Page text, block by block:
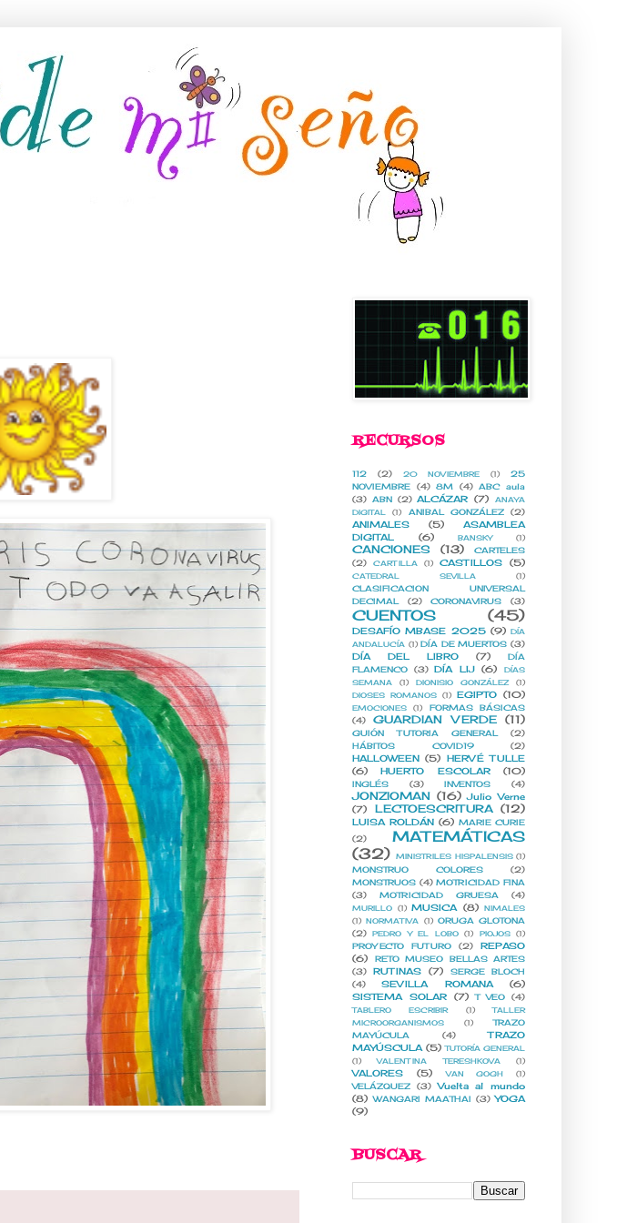
RECURSOS
112 (2) 20 NOVIEMBRE (1)
25
NOVIEMBRE
(4) 8M (4)
ABC aula
(3) ABN (2) ALCÁZAR (7)
ANAYA
DIGITAL
(1) ANIBAL GONZÁLEZ (2)
ANIMALES (5)
ASAMBLEA
DIGITAL
(6) BANSKY (1)
CANCIONES (13)
CARTELES
(2)
CARTILLA (1) CASTILLOS (5)
CATEDRAL SEVILLA (1)
CLASIFICACION UNIVERSAL
DECIMAL
(2) CORONAVIRUS (3)
CUENTOS (45)
DESAFÍO MBASE 2025 (9) DÍA
ANDALUCÍA (1) DÍA DE MUERTOS (3)
DÍA DEL LIBRO (7)
DÍA
FLAMENCO
(3) DÍA LIJ (6)
DÍAS
SEMANA
(1) DIONISIO GONZÁLEZ
(1)
DIOSES ROMANOS (1) EGIPTO (10)
EMOCIONES (1)
FORMAS BÁSICAS
(4)
GUARDIAN VERDE (11)
GUIÓN TUTORIA GENERAL
(2)
HÁBITOS COVID19
(2)
HALLOWEEN (5) HERVÉ TULLE
(6)
HUERTO ESCOLAR (10)
INGLÉS (3) INVENTOS (4)
JONZIOMAN (16) Julio Verne
(7)
LECTOESCRITURA (12)
LUISA ROLDÁN (6) MARIE CURIE
(2)
MATEMÁTICAS
(32)
MINISTRILES HISPALENSIS (1)
MONSTRUO COLORES
(2)
MONSTRUOS (4) MOTRICIDAD FINA
(3)
MOTRICIDAD GRUESA (4)
MURILLO (1) MUSICA (8)
NIMALES
(1) NORMATIVA (1) ORUGA GLOTONA
(2)
PEDRO Y EL LOBO (1) PIOJOS (1)
PROYECTO FUTURO (2)
REPASO
(6)
RETO MUSEO BELLAS ARTES
(3)
RUTINAS (7)
SERGE BLOCH
(4)
SEVILLA ROMANA
(6)
SISTEMA SOLAR
(7) T VEO (4)
TABLERO ESCRIBIR (1)
TALLER
MICROORGANISMOS
(1)
TRAZO
MAYÚCULA
(4)
TRAZO
MAYÚSCULA (5) TUTORÍA GENERAL
(1)
VALENTINA TERESHKOVA (1)
VALORES (5) VAN GOGH (1)
VELÁZQUEZ (3)
Vuelta al mundo
(8) WANGARI MAATHAI (3) YOGA
(9)
BUSCAR